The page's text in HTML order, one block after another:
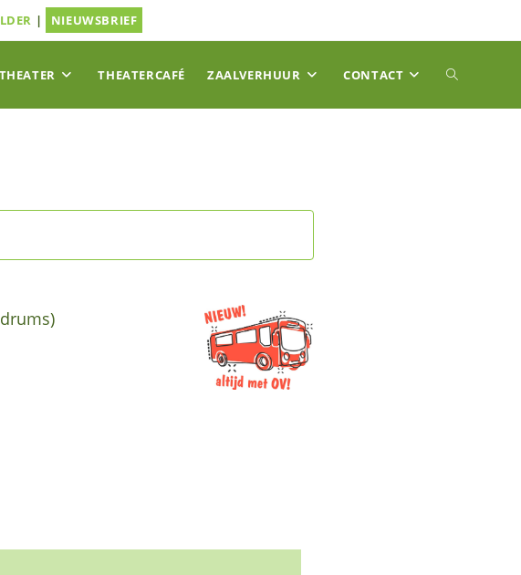
| NIEUWSBRIEF
THEATER THEATERCAFÉ ZAALVERHUUR CONTACT TOGGLE